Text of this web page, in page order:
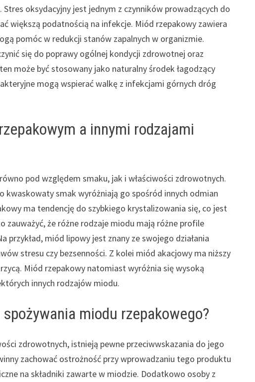
oksydacyjny jest jednym z czynników prowadzących do
większą podatnością na infekcje. Miód rzepakowy zawiera
pomóc w redukcji stanów zapalnych w organizmie.
się do poprawy ogólnej kondycji zdrowotnej oraz
może być stosowany jako naturalny środek łagodzący
mogą wspierać walkę z infekcjami górnych dróg
a innymi rodzajami
pod względem smaku, jak i właściwości zdrowotnych.
smak wyróżniają go spośród innych odmian
ma tendencję do szybkiego krystalizowania się, co jest
zauważyć, że różne rodzaje miodu mają różne profile
przykład, miód lipowy jest znany ze swojego działania
stresu czy bezsenności. Z kolei miód akacjowy ma niższy
Miód rzepakowy natomiast wyróżnia się wysoką
innych rodzajów miodu.
miodu rzepakowego?
zdrowotnych, istnieją pewne przeciwwskazania do jego
zachować ostrożność przy wprowadzaniu tego produktu
na składniki zawarte w miodzie. Dodatkowo osoby z